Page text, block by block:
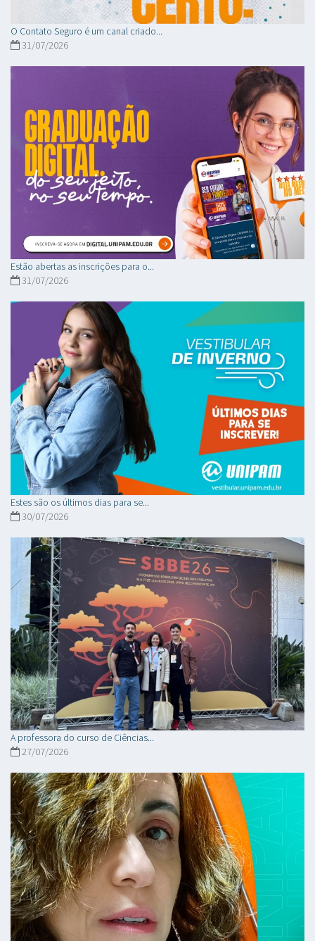
O Contato Seguro é um canal criado...
31/07/2026
Estão abertas as inscrições para o...
31/07/2026
Estes são os últimos dias para se...
30/07/2026
A professora do curso de Ciências...
27/07/2026